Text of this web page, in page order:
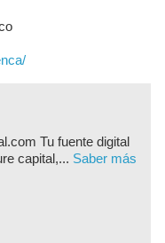
Tu fuente digital
capital,... Saber más